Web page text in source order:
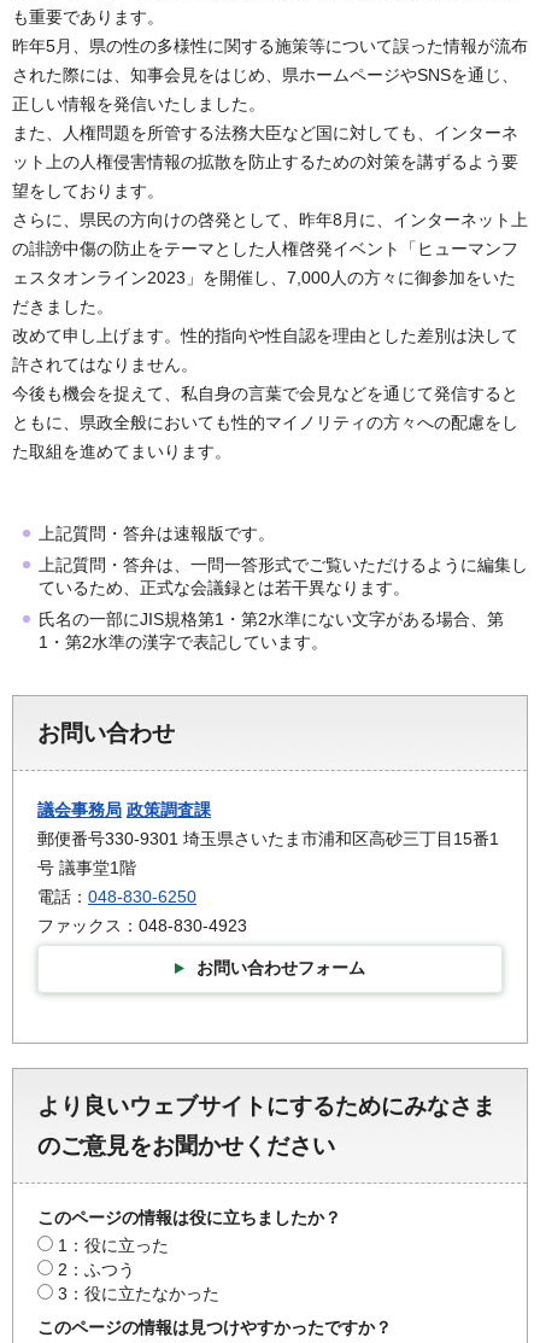
も重要であります。
昨年5月、県の性の多様性に関する施策等について誤った情報が流布
された際には、知事会見をはじめ、県ホームページやSNSを通じ、
正しい情報を発信いたしました。
また、人権問題を所管する法務大臣など国に対しても、インターネ
ット上の人権侵害情報の拡散を防止するための対策を講ずるよう要
望をしております。
さらに、県民の方向けの啓発として、昨年8月に、インターネット上
の誹謗中傷の防止をテーマとした人権啓発イベント「ヒューマンフ
ェスタオンライン2023」を開催し、7,000人の方々に御参加をいた
だきました。
改めて申し上げます。性的指向や性自認を理由とした差別は決して
許されてはなりません。
今後も機会を捉えて、私自身の言葉で会見などを通じて発信すると
ともに、県政全般においても性的マイノリティの方々への配慮をし
た取組を進めてまいります。
上記質問・答弁は速報版です。
上記質問・答弁は、一問一答形式でご覧いただけるように編集し
ているため、正式な会議録とは若干異なります。
氏名の一部にJIS規格第1・第2水準にない文字がある場合、第
1・第2水準の漢字で表記しています。
お問い合わせ
議会事務局 政策調査課
郵便番号330-9301 埼玉県さいたま市浦和区高砂三丁目15番1
号 議事堂1階
電話： 048-830-6250
ファックス：048-830-4923
お問い合わせフォーム
より良いウェブサイトにするためにみなさま
のご意見をお聞かせください
このページの情報は役に立ちましたか？
1：役に立った
2：ふつう
3：役に立たなかった
このページの情報は見つけやすかったですか？